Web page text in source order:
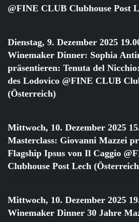
@FINE CLUB Clubhouse Post
Dienstag, 9. Dezember 2025
Winemaker Dinner: Sophia
präsentieren: Tenuta del
des Lodovico @FINE CLUB
(Österreich)
Mittwoch, 10. Dezember 2025
Masterclass: Giovanni Mazzei
Flagship Ipsus von Il Caggio
Clubhouse Post Lech
Mittwoch, 10. Dezember 2025
Winemaker Dinner 30 Jahre